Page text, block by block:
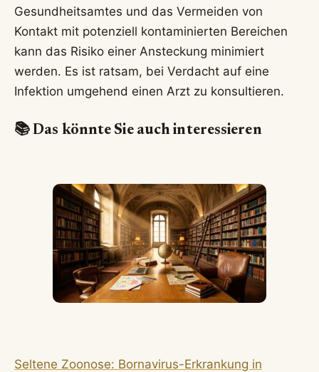
Gesundheitsamtes und das Vermeiden von
Kontakt mit potenziell kontaminierten Bereichen
kann das Risiko einer Ansteckung minimiert
werden. Es ist ratsam, bei Verdacht auf eine
Infektion umgehend einen Arzt zu konsultieren.
📚 Das könnte Sie auch interessieren
Seltene Zoonose: Bornavirus-Erkrankung in